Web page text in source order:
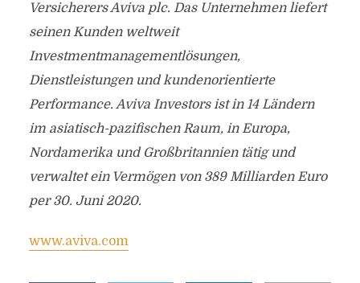
Versicherers Aviva plc. Das Unternehmen liefert
seinen Kunden weltweit
Investmentmanagementlösungen,
Dienstleistungen und kundenorientierte
Performance. Aviva Investors ist in 14 Ländern
im asiatisch-pazifischen Raum, in Europa,
Nordamerika und Großbritannien tätig und
verwaltet ein Vermögen von 389 Milliarden Euro
per 30. Juni 2020.
www.aviva.com